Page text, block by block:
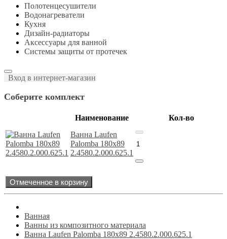
Полотенцесушители
Водонагреватели
Кухня
Дизайн-радиаторы
Аксессуары для ванной
Системы защиты от протечек
Вход в интернет-магазин
Соберите комплект
Наименование
Кол-во
Ванна Laufen
Palomba 180х89
2.4580.2.000.625.1
Отмеченное в корзину
Ванная
Ванны из композитного материала
Ванна Laufen Palomba 180х89 2.4580.2.000.625.1